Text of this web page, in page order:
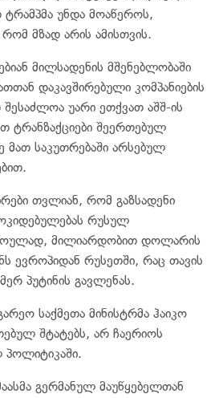
უნდა მოაწეროს,
მზად არის ამისთვის.
მილსადენის მშენებლობაში
დაკავშირებული კომპანიების
უარი ეთქვათ აშშ-ის
ტრანზაქციები შეერთებულ
მათ საკუთრებაში არსებულ
თვლიან, რომ გაზსადენი
რუსულ
მილიარდობით დოლარის
ევროპიდან რუსეთში, რაც თავის
პუტინის გავლენას.
საქმეთა მინისტრმა ჰაიკო
შტატებს, არ ჩაერიოს
პოლიტიკაში.
გერმანულ მაუწყებელთან